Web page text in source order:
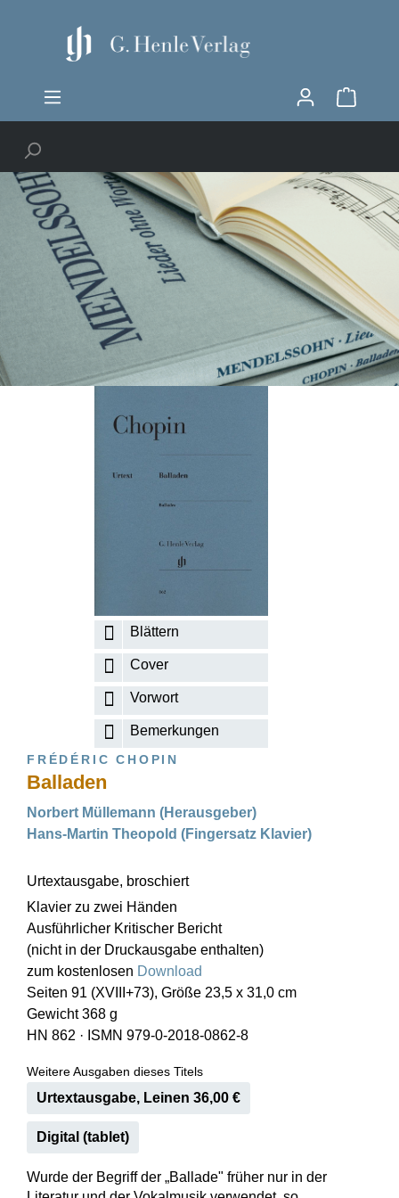
Blättern
Cover
Vorwort
Bemerkungen
FRÉDÉRIC CHOPIN
Balladen
Norbert Müllemann (Herausgeber)
Hans-Martin Theopold (Fingersatz Klavier)
Urtextausgabe, broschiert
Klavier zu zwei Händen
Ausführlicher Kritischer Bericht
(nicht in der Druckausgabe enthalten)
zum kostenlosen Download
Seiten 91 (XVIII+73), Größe 23,5 x 31,0 cm
Gewicht 368 g
HN 862 · ISMN 979-0-2018-0862-8
Weitere Ausgaben dieses Titels
Urtextausgabe, Leinen 36,00 €
Digital (tablet)
Wurde der Begriff der „Ballade" früher nur in der